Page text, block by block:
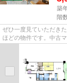
築
階
ぜひ一度見ていただき
ほどの物件です。中古